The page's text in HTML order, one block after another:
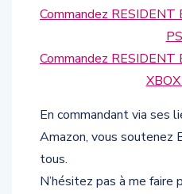
Commandez
Commandez
En commandant via ses
Amazon, vous soutenez
tous.
N’hésitez pas à me